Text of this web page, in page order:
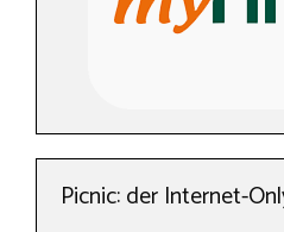
Picnic: der Internet-